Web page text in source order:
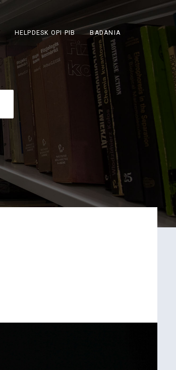
HELPDESK OPI PIBODNOŚNIK
OTWIERA
SIĘ
W
NOWEJ
KARCIE
BADANIA